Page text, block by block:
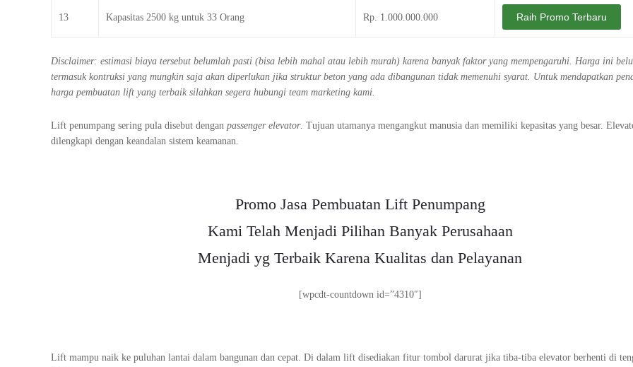
13 Kapasitas 2500 kg untuk 33 Orang Rp. 1.000.000.000 Raih Promo Terbaru
Disclaimer: estimasi biaya tersebut belumlah pasti (bisa lebih mahal atau lebih murah) karena banyak faktor yang mempengaruhi. Harga ini
termasuk kontruksi yang mungkin saja akan diperlukan jika struktur beton yang ada dibangunan tidak memenuhi syarat. Untuk mendapatkan
harga pembuatan lift yang terbaik silahkan segera hubungi team marketing kami.
Lift penumpang sering pula disebut dengan passenger elevator. Tujuan utamanya mengangkut manusia dan memiliki kepasitas yang besar.
dilengkapi dengan keandalan sistem keamanan.
Promo Jasa Pembuatan Lift Penumpang
Kami Telah Menjadi Pilihan Banyak Perusahaan
Menjadi yg Terbaik Karena Kualitas dan Pelayanan
[wpcdt-countdown id=”4310″]
Lift mampu naik ke puluhan lantai dalam bangunan dan cepat. Di dalam lift disediakan fitur tombol darurat jika tiba-tiba elevator berhenti di